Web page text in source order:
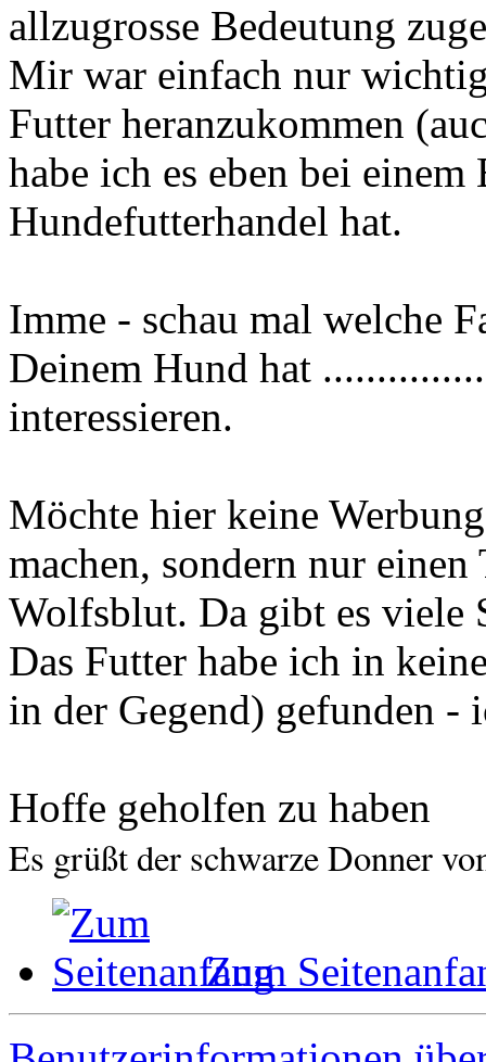
allzugrosse Bedeutung
Mir war einfach nur
Futter heranzukommen
habe ich es eben bei
Hundefutterhandel hat.
Imme - schau mal welche
Deinem Hund hat
interessieren.
Möchte hier keine
machen, sondern nur
Wolfsblut. Da gibt es viele
Das Futter habe ich in
in der Gegend) gefunden -
Hoffe geholfen zu haben
Es grüßt der schwarze Donner
Zum